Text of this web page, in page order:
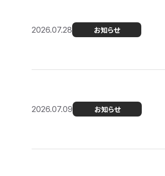
2026.07.28 お知らせ
2026.07.09 お知らせ